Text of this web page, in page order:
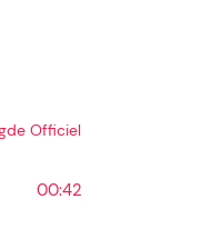
Officiel
00:42